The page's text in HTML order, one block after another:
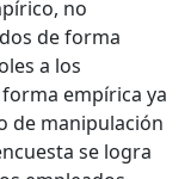
no
de forma
a los
empírica ya
de manipulación
se logra